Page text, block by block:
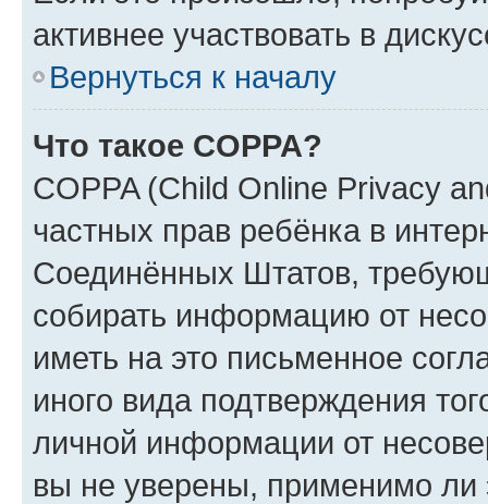
активнее участвовать в
Вернуться к началу
Что такое COPPA?
COPPA (Child Online Privacy
частных прав ребёнка в
Соединённых Штатов,
собирать информацию от
иметь на это письменное
иного вида подтверждения
личной информации от
вы не уверены, применимо ли